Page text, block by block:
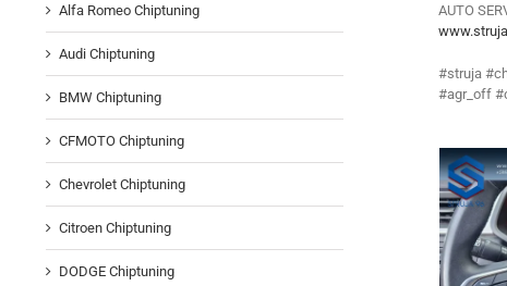
AUTO
#struja
#agr_off
Alfa Romeo Chiptuning
Audi Chiptuning
BMW Chiptuning
CFMOTO Chiptuning
Chevrolet Chiptuning
Citroen Chiptuning
DODGE Chiptuning